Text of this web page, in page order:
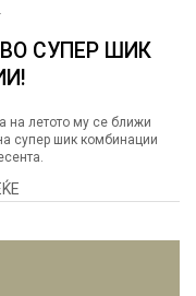
СУПЕР ШИК
на летото му се ближи
супер шик комбинации